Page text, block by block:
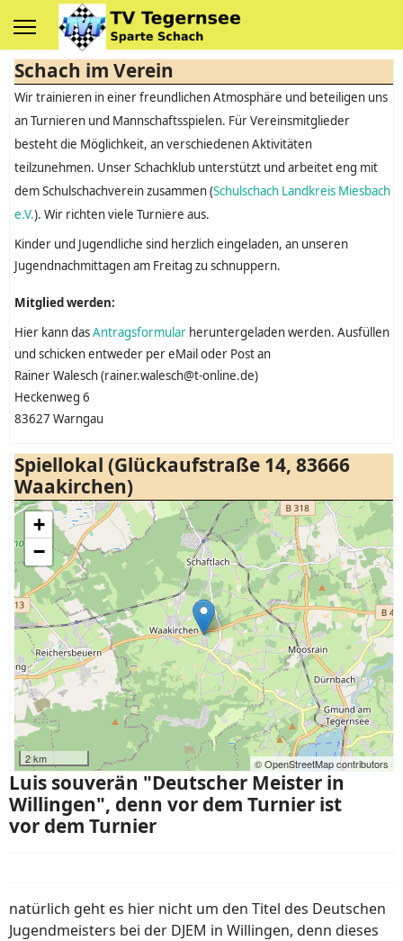
Schach im Verein
Wir trainieren in einer freundlichen Atmosphäre und beteiligen uns
an Turnieren und Mannschaftsspielen. Für Vereinsmitglieder
besteht die Möglichkeit, an verschiedenen Aktivitäten
teilzunehmen. Unser Schachklub unterstützt und arbeitet eng mit
dem Schulschachverein zusammen (Schulschach Landkreis Miesbach
e.V.). Wir richten viele Turniere aus.
Kinder und Jugendliche sind herzlich eingeladen, an unseren
Jugendnachmittagen am Freitag zu schnuppern.
Mitglied werden:
Hier kann dasAntragsformular heruntergeladen werden. Ausfüllen
und schicken entweder per eMail oder Post an
Rainer Walesch (rainer.walesch@t-online.de)
Heckenweg 6
83627 Warngau
Spiellokal (Glückaufstraße 14, 83666
Waakirchen)
+
−
2 km © OpenStreetMap contributors
Luis souverän "Deutscher Meister in
Willingen", denn vor dem Turnier ist
vor dem Turnier
natürlich geht es hier nicht um den Titel des Deutschen
Jugendmeisters bei der DJEM in Willingen, denn dieses